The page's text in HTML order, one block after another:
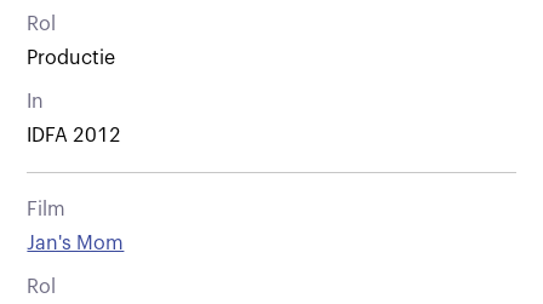
Rol
Productie
In
IDFA 2012
Film
Jan's Mom
Rol